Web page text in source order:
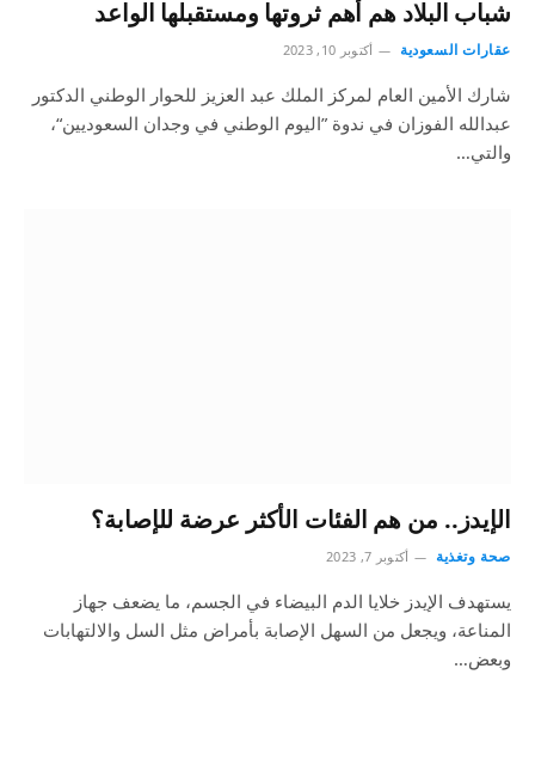
شباب البلاد هم أهم ثروتها ومستقبلها الواعد
عقارات السعودية أكتوبر 10, 2023
شارك الأمين العام لمركز الملك عبد العزيز للحوار الوطني الدكتور
عبدالله الفوزان في ندوة ”اليوم الوطني في وجدان السعوديين“،
والتي…
الإيدز.. من هم الفئات الأكثر عرضة للإصابة؟
صحة وتغذية أكتوبر 7, 2023
يستهدف الإيدز خلايا الدم البيضاء في الجسم، ما يضعف جهاز
المناعة، ويجعل من السهل الإصابة بأمراض مثل السل والالتهابات
وبعض…